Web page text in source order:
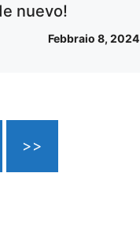
nuevo!
Febbraio 8, 2024
>>